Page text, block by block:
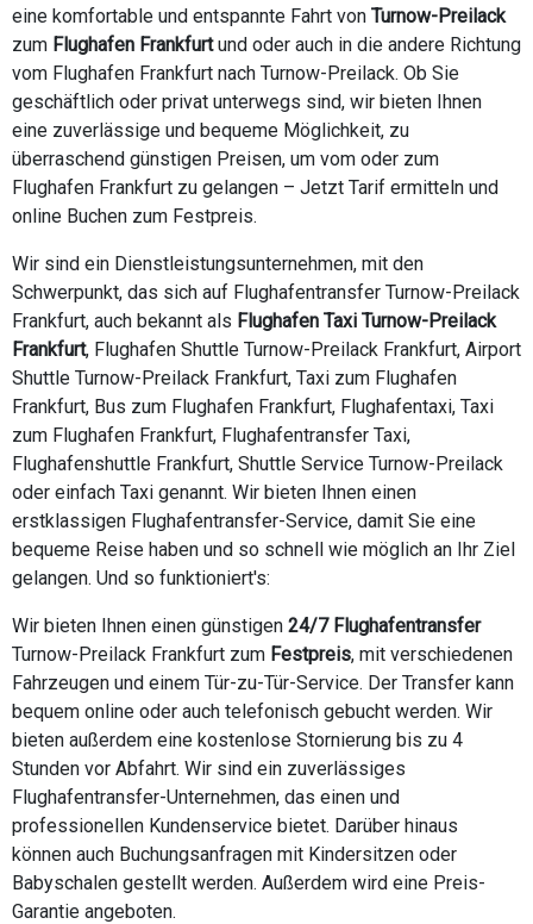
eine komfortable und entspannte Fahrt von Turnow-Preilack
zum Flughafen Frankfurtund oder auch in die andere Richtung
vom Flughafen Frankfurt nach Turnow-Preilack. Ob Sie
geschäftlich oder privat unterwegs sind, wir bieten Ihnen
eine zuverlässige und bequeme Möglichkeit, zu
überraschend günstigen Preisen, um vom oder zum
Flughafen Frankfurt zu gelangen – Jetzt Tarif ermitteln und
online Buchen zum Festpreis.
Wir sind ein Dienstleistungsunternehmen, mit den
Schwerpunkt, das sich auf Flughafentransfer Turnow-Preilack
Frankfurt, auch bekannt als Flughafen Taxi Turnow-Preilack
Frankfurt, Flughafen Shuttle Turnow-Preilack Frankfurt, Airport
Shuttle Turnow-Preilack Frankfurt, Taxi zum Flughafen
Frankfurt, Bus zum Flughafen Frankfurt, Flughafentaxi, Taxi
zum Flughafen Frankfurt, Flughafentransfer Taxi,
Flughafenshuttle Frankfurt, Shuttle Service Turnow-Preilack
oder einfach Taxi genannt. Wir bieten Ihnen einen
erstklassigen Flughafentransfer-Service, damit Sie eine
bequeme Reise haben und so schnell wie möglich an Ihr Ziel
gelangen. Und so funktioniert's:
Wir bieten Ihnen einen günstigen 24/7 Flughafentransfer
Turnow-Preilack Frankfurt zum Festpreis, mit verschiedenen
Fahrzeugen und einem Tür-zu-Tür-Service. Der Transfer kann
bequem online oder auch telefonisch gebucht werden. Wir
bieten außerdem eine kostenlose Stornierung bis zu 4
Stunden vor Abfahrt. Wir sind ein zuverlässiges
Flughafentransfer-Unternehmen, das einen und
professionellen Kundenservice bietet. Darüber hinaus
können auch Buchungsanfragen mit Kindersitzen oder
Babyschalen gestellt werden. Außerdem wird eine Preis-
Garantie angeboten.